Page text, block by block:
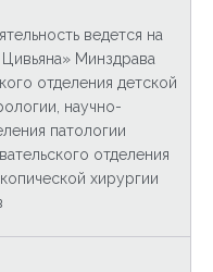
ведется на
Минздрава
отделения детской
научно-
патологии
отделения
хирургии